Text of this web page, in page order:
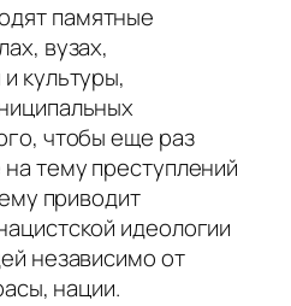
памятные
вузах,
культуры,
чтобы еще раз
тему преступлений
приводит
идеологии
независимо от
нации.